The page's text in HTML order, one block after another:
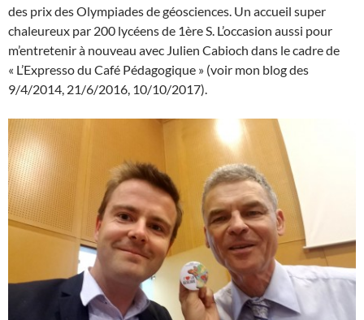
des prix des Olympiades de géosciences. Un accueil super
chaleureux par 200 lycéens de 1ère S. L’occasion aussi pour
m’entretenir à nouveau avec Julien Cabioch dans le cadre de
« L’Expresso du Café Pédagogique » (voir mon blog des
9/4/2014, 21/6/2016, 10/10/2017).